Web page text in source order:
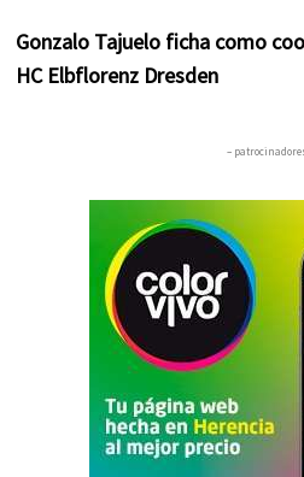
Gonzalo Tajuelo ficha como
HC Elbflorenz Dresden
–